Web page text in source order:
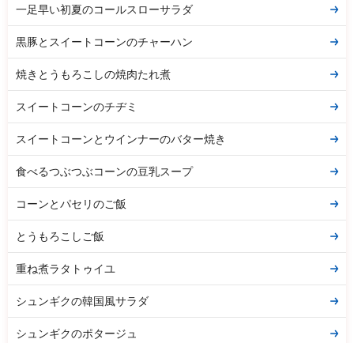
一足早い初夏のコールスローサラダ
黒豚とスイートコーンのチャーハン
焼きとうもろこしの焼肉たれ煮
スイートコーンのチヂミ
スイートコーンとウインナーのバター焼き
食べるつぶつぶコーンの豆乳スープ
コーンとパセリのご飯
とうもろこしご飯
重ね煮ラタトゥイユ
シュンギクの韓国風サラダ
シュンギクのポタージュ